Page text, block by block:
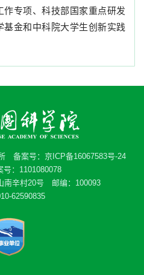
作专项、科技部国家重点研发
金和中科院大学生创新实践
备案号： 京ICP备16067583号-24
号：1101080078
南辛村20号 邮编：100093
62590835